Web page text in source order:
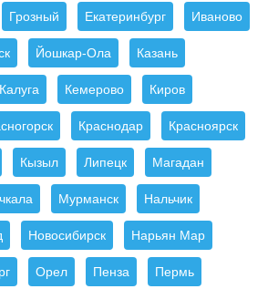
Грозный Екатеринбург Иваново
Йошкар-Ола Казань
Калуга Кемерово Киров
Краснодар Красноярск
Кызыл Липецк Магадан
Мурманск Нальчик
Новосибирск Нарьян Мар
Орел Пенза Пермь